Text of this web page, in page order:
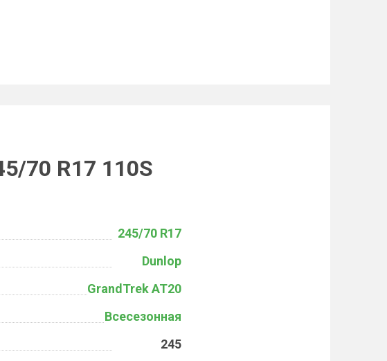
70 R17 110S
245/70 R17
Dunlop
GrandTrek AT20
Всесезонная
245